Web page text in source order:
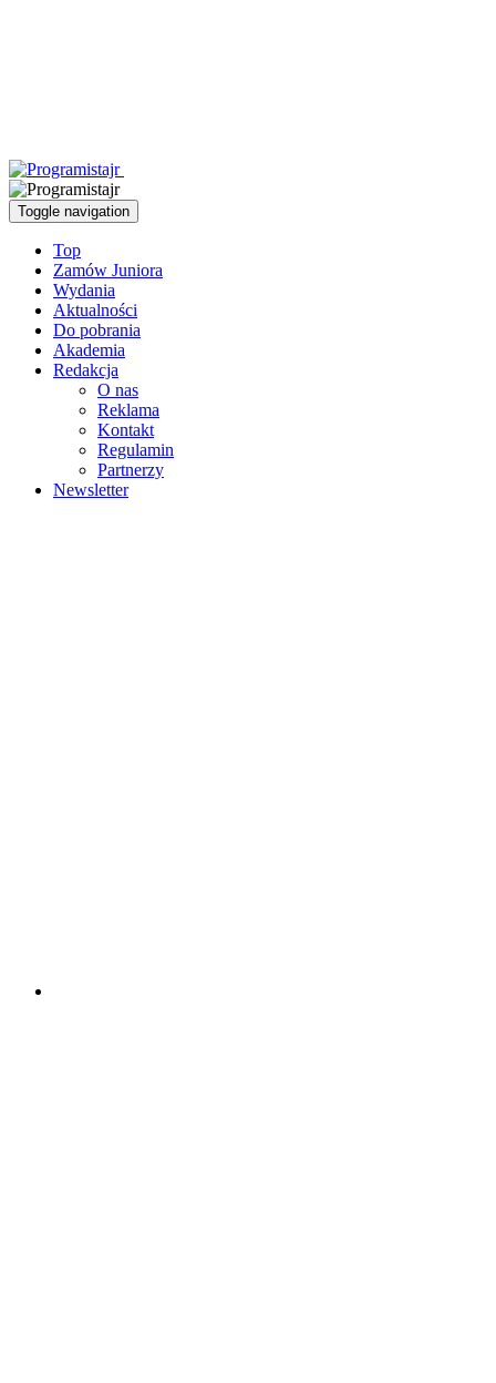
Toggle navigation
Top
Zamów Juniora
Wydania
Aktualności
Do pobrania
Akademia
Redakcja
O nas
Reklama
Kontakt
Regulamin
Partnerzy
Newsletter